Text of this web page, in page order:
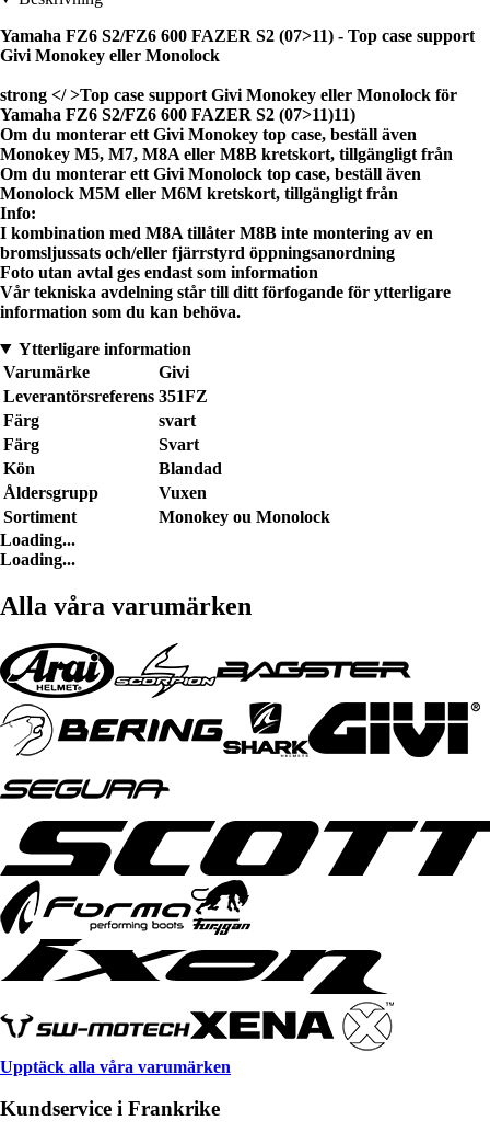
Yamaha FZ6 S2/FZ6 600 FAZER S2 (07>11) - Top case support
Givi Monokey eller Monolock
strong </ >Top case support Givi Monokey eller Monolock för
Yamaha FZ6 S2/FZ6 600 FAZER S2 (07>11)11)
Om du monterar ett Givi Monokey top case, beställ även
Monokey M5, M7, M8A eller M8B kretskort, tillgängligt från
Om du monterar ett Givi Monolock top case, beställ även
Monolock M5M eller M6M kretskort, tillgängligt från
Info:
I kombination med M8A tillåter M8B inte montering av en
bromsljussats och/eller fjärrstyrd öppningsanordning
Foto utan avtal ges endast som information
Vår tekniska avdelning står till ditt förfogande för ytterligare
information som du kan behöva.
Ytterligare information
Varumärke
Givi
Leverantörsreferens 351FZ
Färg
svart
Färg
Svart
Kön
Blandad
Åldersgrupp
Vuxen
Sortiment
Monokey ou Monolock
Loading...
Loading...
Alla våra varumärken
Upptäck alla våra varumärken
Kundservice i Frankrike